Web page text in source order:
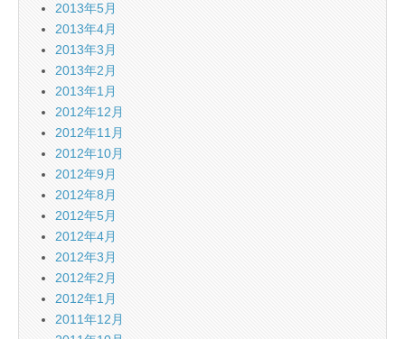
2013年5月
2013年4月
2013年3月
2013年2月
2013年1月
2012年12月
2012年11月
2012年10月
2012年9月
2012年8月
2012年5月
2012年4月
2012年3月
2012年2月
2012年1月
2011年12月